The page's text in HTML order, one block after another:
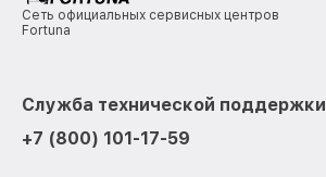
Сеть официальных сервисных центров
Fortuna
Служба технической поддержки
+7 (800) 101-17-59